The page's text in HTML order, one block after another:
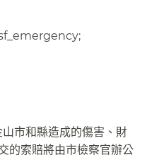
市和縣造成的傷害、財
的索賠將由市檢察官辦公